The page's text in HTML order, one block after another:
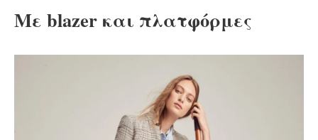
Με blazer και πλατφόρμες